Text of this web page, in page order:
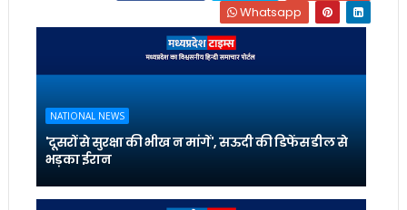
Whatsapp
NATIONAL NEWS
'दूसरों से सुरक्षा की भीख न मांगें', सऊदी की डिफेंस डील से
भड़का ईरान